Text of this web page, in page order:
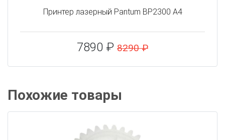
Принтер лазерный Pantum BP2300 A4
7890 ₽ 8290 ₽
Похожие товары